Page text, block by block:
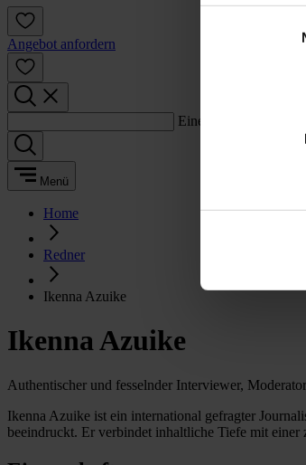
Angebot anfordern
Einen Suchbegriff
Menü
Home
Redner
Ikenna Azuike
Ikenna Azuike
Authentischer und fesselnder Interviewer,
Ikenna Azuike ist ein international gefragter
beeindruckt. Er verbindet inhaltliche Tiefe mit einer